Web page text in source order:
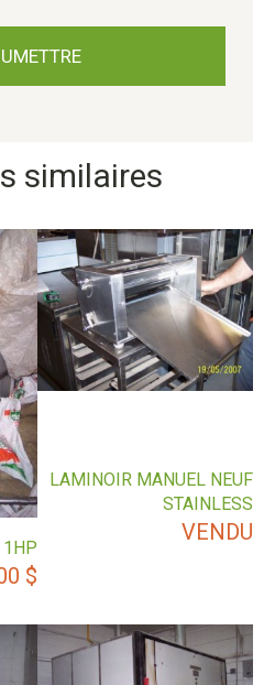
similaires
LAMINOIR MANUEL NEUF
STAINLESS
VENDU
1HP
$